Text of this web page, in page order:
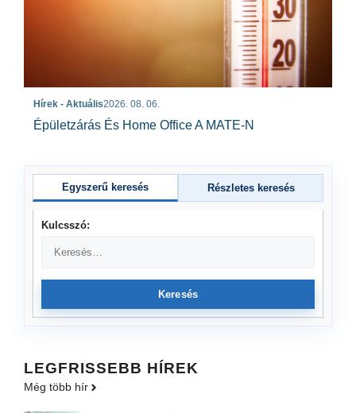
Hírek - Aktuális2026. 08. 06.
Épületzárás És Home Office A MATE-N
Egyszerű keresés Részletes keresés
Kulcsszó:
Keresés
LEGFRISSEBB HÍREK
Még több hír